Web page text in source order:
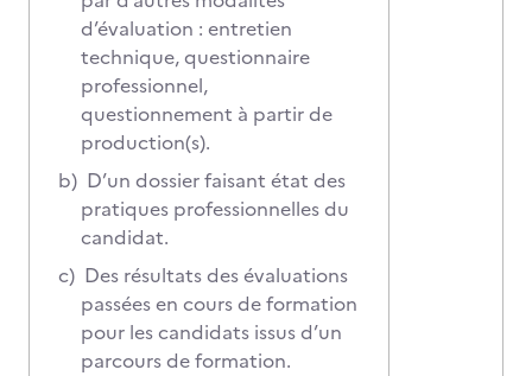
d’évaluation : entretien
technique, questionnaire
professionnel,
questionnement à partir de
production(s).
b) D’un dossier faisant état des
pratiques professionnelles du
candidat.
c) Des résultats des évaluations
passées en cours de formation
pour les candidats issus d’un
parcours de formation.